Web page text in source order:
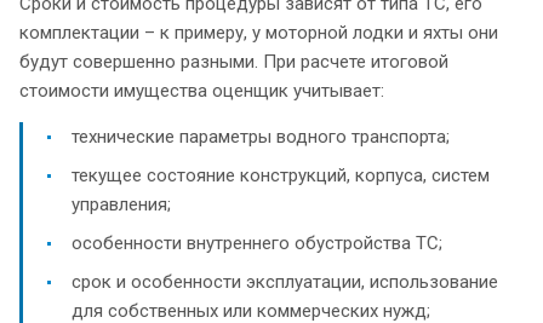
комплектации – к примеру, у моторной лодки и яхты они
будут совершенно разными. При расчете итоговой
стоимости имущества оценщик учитывает:
технические параметры водного транспорта;
текущее состояние конструкций, корпуса, систем
управления;
особенности внутреннего обустройства ТС;
срок и особенности эксплуатации, использование
для собственных или коммерческих нужд;